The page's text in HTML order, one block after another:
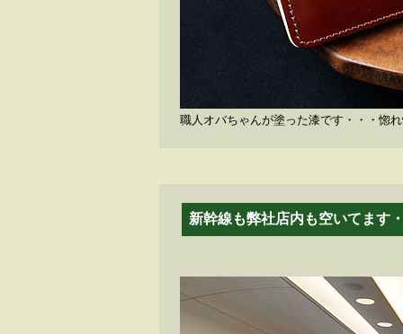
職人オバちゃんが塗った漆です・・・惚
新幹線も弊社店内も空いてます